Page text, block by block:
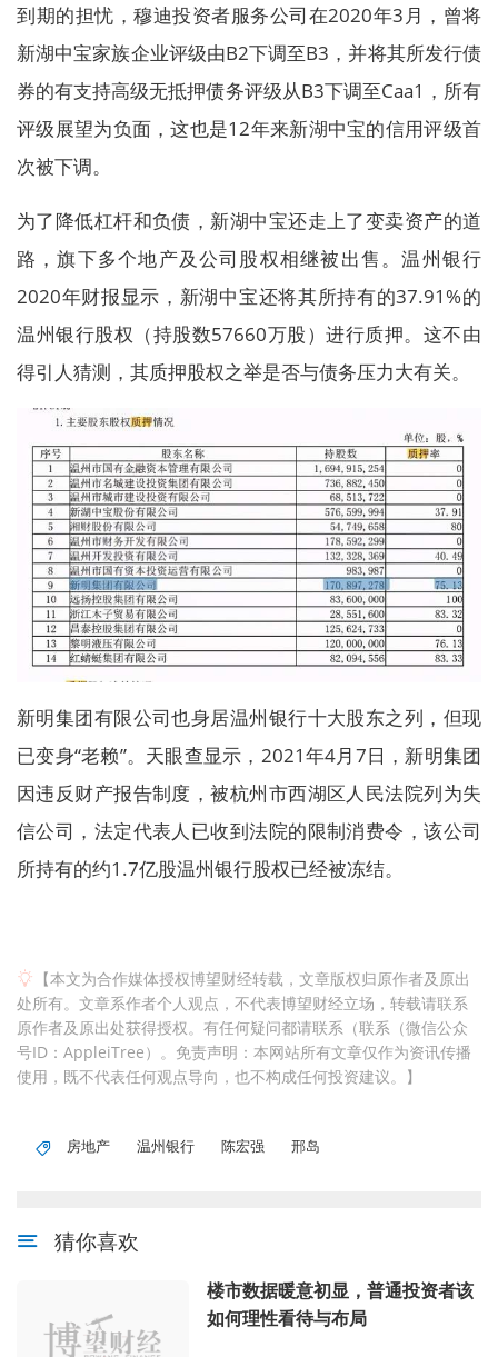
到期的担忧，穆迪投资者服务公司在2020年3月，曾将
新湖中宝家族企业评级由B2下调至B3，并将其所发行债
券的有支持高级无抵押债务评级从B3下调至Caa1，所有
评级展望为负面，这也是12年来新湖中宝的信用评级首
次被下调。
为了降低杠杆和负债，新湖中宝还走上了变卖资产的道
路，旗下多个地产及公司股权相继被出售。温州银行
2020年财报显示，新湖中宝还将其所持有的37.91%的
温州银行股权（持股数57660万股）进行质押。这不由
得引人猜测，其质押股权之举是否与债务压力大有关。
新明集团有限公司也身居温州银行十大股东之列，但现
已变身“老赖”。天眼查显示，2021年4月7日，新明集团
因违反财产报告制度，被杭州市西湖区人民法院列为失
信公司，法定代表人已收到法院的限制消费令，该公司
所持有的约1.7亿股温州银行股权已经被冻结。
【本文为合作媒体授权博望财经转载，文章版权归原作者及原出
处所有。文章系作者个人观点，不代表博望财经立场，转载请联系
原作者及原出处获得授权。有任何疑问都请联系（联系（微信公众
号ID：AppleiTree）。免责声明：本网站所有文章仅作为资讯传播
使用，既不代表任何观点导向，也不构成任何投资建议。】
房地产 温州银行 陈宏强 邢岛
猜你喜欢
楼市数据暖意初显，普通投资者该
如何理性看待与布局